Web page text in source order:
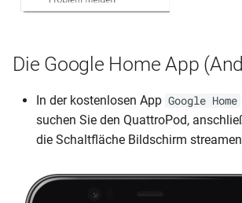
Die Google Home App
In der kostenlosen App Google Home
suchen Sie den QuattroPod,
die Schaltfläche Bildschirm